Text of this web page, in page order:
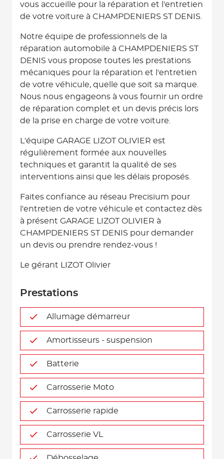
vous accueille pour la réparation et l'entretien
de votre voiture à CHAMPDENIERS ST DENIS.
Notre équipe de professionnels de la
réparation automobile à CHAMPDENIERS ST
DENIS vous propose toutes les prestations
mécaniques pour la réparation et l'entretien
de votre véhicule, quelle que soit sa marque.
Nous nous engageons à vous fournir un ordre
de réparation complet et un devis précis lors
de la prise en charge de votre voiture.
L'équipe GARAGE LIZOT OLIVIER est
régulièrement formée aux nouvelles
techniques et garantit la qualité de ses
interventions ainsi que les délais proposés.
Faites confiance au réseau Precisium pour
l'entretien de votre véhicule et contactez dès
à présent GARAGE LIZOT OLIVIER à
CHAMPDENIERS ST DENIS pour demander
un devis ou prendre rendez-vous !
Le gérant LIZOT Olivier
Prestations
Allumage démarreur
Amortisseurs - suspension
Batterie
Carrosserie Moto
Carrosserie rapide
Carrosserie VL